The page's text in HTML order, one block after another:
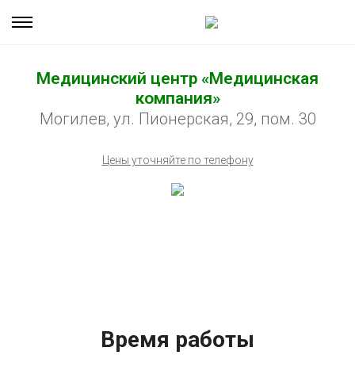
Медицинский центр «Медицинская
компания»
Могилев, ул. Пионерская, 29, пом. 30
Цены уточняйте по телефону
Время работы